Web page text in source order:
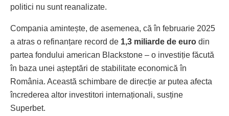
politici nu sunt reanalizate.
Compania amintește, de asemenea, că în februarie 2025
a atras o refinanțare record de 1,3 miliarde de euro din
partea fondului american Blackstone – o investiție făcută
în baza unei așteptări de stabilitate economică în
România. Această schimbare de direcție ar putea afecta
încrederea altor investitori internaționali, susține
Superbet.